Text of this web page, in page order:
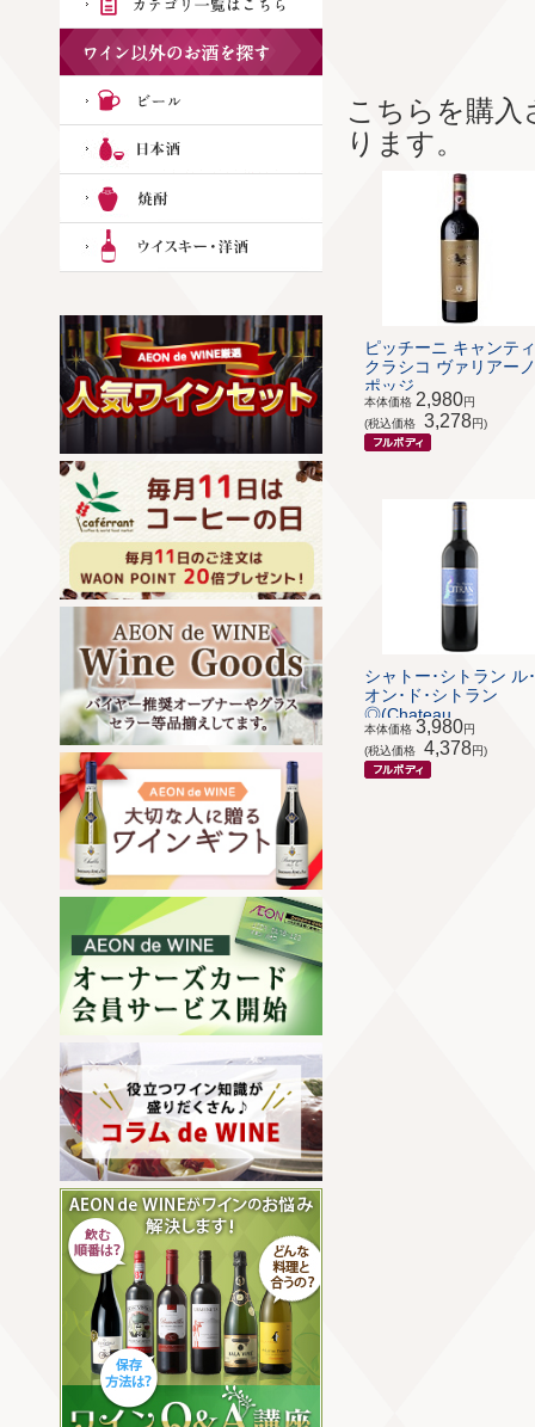
こちらを購
ります。
ピッチーニ キャンテ
クラシコ ヴァリアー
ポッジ...
本体価格 2,980円
(税込価格
3,278円)
シャトー･シトラン ル
オン･ド･シトラン
◎(Chateau ...
本体価格 3,980円
(税込価格
4,378円)